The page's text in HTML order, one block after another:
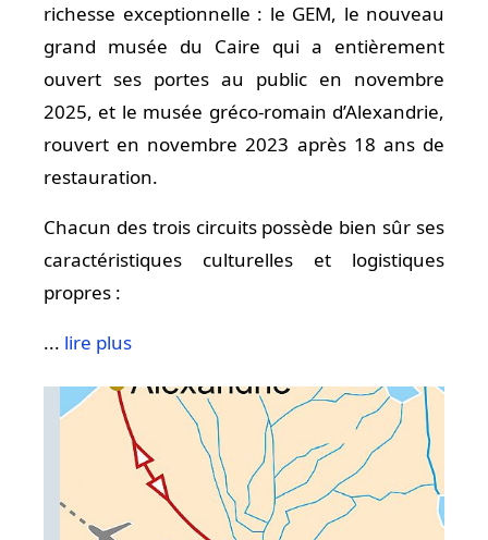
richesse exceptionnelle : le GEM, le nouveau
grand musée du Caire qui a entièrement
ouvert ses portes au public en novembre
2025, et le musée gréco-romain d’Alexandrie,
rouvert en novembre 2023 après 18 ans de
restauration.
Chacun des trois circuits possède bien sûr ses
caractéristiques culturelles et logistiques
propres :
... lire plus